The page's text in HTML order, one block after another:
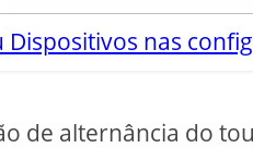
Dispositivos nas
de alternância do